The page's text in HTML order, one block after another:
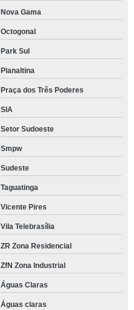
Nova Gama
Octogonal
Park Sul
Planaltina
Praça dos Três Poderes
SIA
Setor Sudoeste
Smpw
Sudeste
Taguatinga
Vicente Pires
Vila Telebrasília
ZR Zona Residencial
ZfN Zona Industrial
Águas Claras
Águas claras